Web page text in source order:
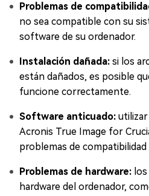
Problemas de
no sea compatible con su
software de su ordenador.
Instalación dañada: si los
están dañados, es posible
funcione correctamente.
Software anticuado:
Acronis True Image for
problemas de
Problemas de hardware:
hardware del ordenador,